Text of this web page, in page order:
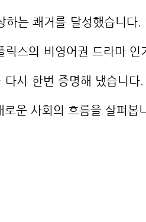
는 쾌거를 달성했습니다
릭스의 비영어권 드라마
시 한번 증명해 냈습니다.
로운 사회의 흐름을 살펴봅